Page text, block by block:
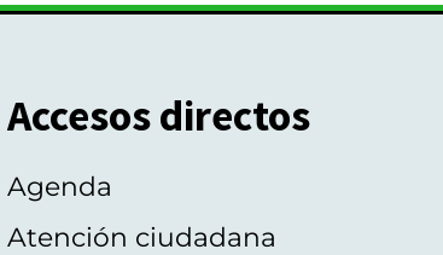
Accesos directos
Agenda
Atención ciudadana